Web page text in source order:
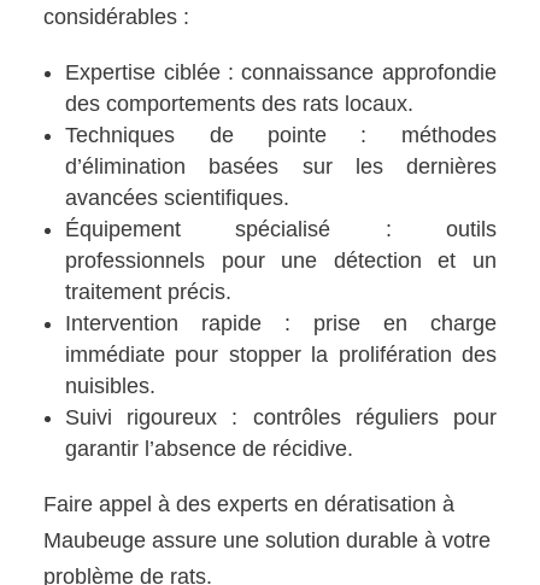
considérables :
Expertise ciblée : connaissance approfondie
des comportements des rats locaux.
Techniques de pointe : méthodes
d’élimination basées sur les dernières
avancées scientifiques.
Équipement spécialisé : outils
professionnels pour une détection et un
traitement précis.
Intervention rapide : prise en charge
immédiate pour stopper la prolifération des
nuisibles.
Suivi rigoureux : contrôles réguliers pour
garantir l’absence de récidive.
Faire appel à des experts en dératisation à
Maubeuge assure une solution durable à votre
problème de rats.